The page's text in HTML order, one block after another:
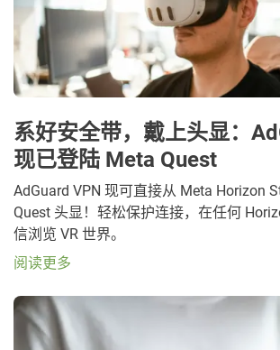
系好安全带，戴上头显：
现已登陆 Meta Quest
AdGuard VPN 现可直接从 Meta Horizon
Quest 头显！轻松保护连接，在任何
信浏览 VR 世界。
阅读更多